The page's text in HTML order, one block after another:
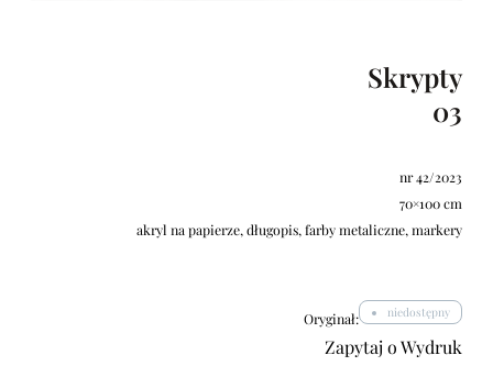
Skrypty
03
nr 42/2023
70×100 cm
akryl na papierze, długopis, farby metaliczne, markery
Oryginał: niedostępny
Zapytaj o Wydruk